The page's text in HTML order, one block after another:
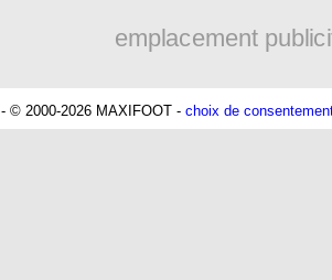
emplacement
- © 2000-2026 MAXIFOOT - choix de